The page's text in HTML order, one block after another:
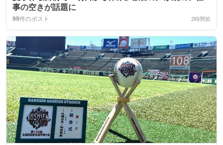
事の空きが話題に
99件のポスト 2時間前